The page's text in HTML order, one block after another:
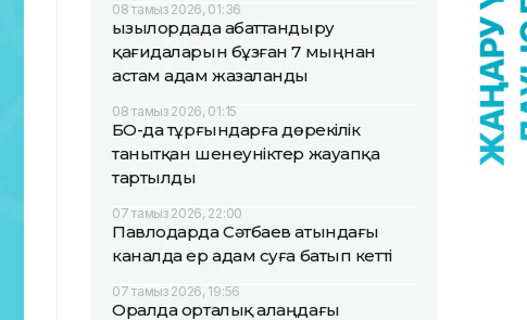
08 тамыз 2026, 01:36
Қызылордада абаттандыру
қағидаларын бұзған 7 мыңнан
астам адам жазаланды
08 тамыз 2026, 01:15
БҚО-да тұрғындарға дөрекілік
танытқан шенеуніктер жауапқа
тартылды
07 тамыз 2026, 22:00
Павлодарда Сәтбаев атындағы
каналда ер адам суға батып кетті
07 тамыз 2026, 19:56
Оралда орталық алаңдағы